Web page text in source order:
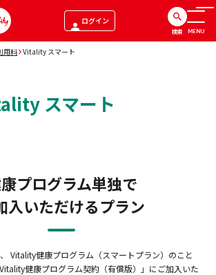
ログイン
検索 MENU
用料 Vitality スマート
スマート
プログラム単独で
入いただけるプラン
Vitality健康プログラム（スマートプラン）のこと
健康プログラム契約（有償版）」にご加入いた